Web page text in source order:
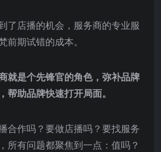
了店播的机会，服务商的专业服
前期试错的成本。
就是个先锋官的角色，弥补品牌
帮助品牌快速打开局面。
合作吗？要做店播吗？要找服务
所有问题都聚焦到一点：值吗？